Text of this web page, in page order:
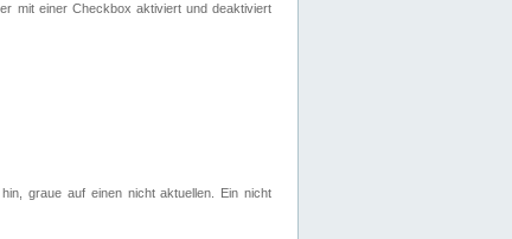
mit einer Checkbox aktiviert und deaktiviert
graue auf einen nicht aktuellen. Ein nicht